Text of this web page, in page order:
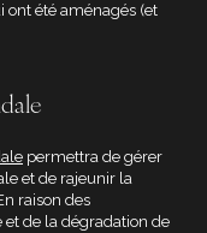
ont été aménagés (et
permettra de gérer
et de rajeunir la
raison des
de la dégradation de